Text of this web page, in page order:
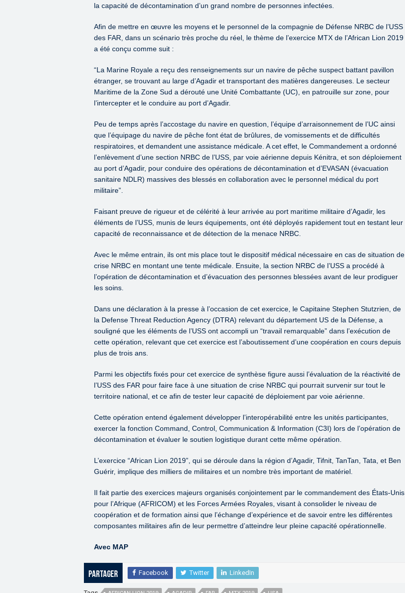
la capacité de décontamination d’un grand nombre de personnes infectées.
Afin de mettre en œuvre les moyens et le personnel de la compagnie de Défense NRBC de l’USS
des FAR, dans un scénario très proche du réel, le thème de l’exercice MTX de l’African Lion 2019
a été conçu comme suit :
“La Marine Royale a reçu des renseignements sur un navire de pêche suspect battant pavillon
étranger, se trouvant au large d’Agadir et transportant des matières dangereuses. Le secteur
Maritime de la Zone Sud a dérouté une Unité Combattante (UC), en patrouille sur zone, pour
l’intercepter et le conduire au port d’Agadir.
Peu de temps après l’accostage du navire en question, l’équipe d’arraisonnement de l’UC ainsi
que l’équipage du navire de pêche font état de brûlures, de vomissements et de difficultés
respiratoires, et demandent une assistance médicale. A cet effet, le Commandement a ordonné
l’enlèvement d’une section NRBC de l’USS, par voie aérienne depuis Kénitra, et son déploiement
au port d’Agadir, pour conduire des opérations de décontamination et d’EVASAN (évacuation
sanitaire NDLR) massives des blessés en collaboration avec le personnel médical du port
militaire”.
Faisant preuve de rigueur et de célérité à leur arrivée au port maritime militaire d’Agadir, les
éléments de l’USS, munis de leurs équipements, ont été déployés rapidement tout en testant leur
capacité de reconnaissance et de détection de la menace NRBC.
Avec le même entrain, ils ont mis place tout le dispositif médical nécessaire en cas de situation de
crise NRBC en montant une tente médicale. Ensuite, la section NRBC de l’USS a procédé à
l’opération de décontamination et d’évacuation des personnes blessées avant de leur prodiguer
les soins.
Dans une déclaration à la presse à l’occasion de cet exercice, le Capitaine Stephen Stutzrien, de
la Defense Threat Reduction Agency (DTRA) relevant du département US de la Défense, a
souligné que les éléments de l’USS ont accompli un “travail remarquable” dans l’exécution de
cette opération, relevant que cet exercice est l’aboutissement d’une coopération en cours depuis
plus de trois ans.
Parmi les objectifs fixés pour cet exercice de synthèse figure aussi l’évaluation de la réactivité de
l’USS des FAR pour faire face à une situation de crise NRBC qui pourrait survenir sur tout le
territoire national, et ce afin de tester leur capacité de déploiement par voie aérienne.
Cette opération entend également développer l’interopérabilité entre les unités participantes,
exercer la fonction Command, Control, Communication & Information (C3I) lors de l’opération de
décontamination et évaluer le soutien logistique durant cette même opération.
L’exercice “African Lion 2019”, qui se déroule dans la région d’Agadir, Tifnit, TanTan, Tata, et Ben
Guérir, implique des milliers de militaires et un nombre très important de matériel.
Il fait partie des exercices majeurs organisés conjointement par le commandement des États-Unis
pour l’Afrique (AFRICOM) et les Forces Armées Royales, visant à consolider le niveau de
coopération et de formation ainsi que l’échange d’expérience et de savoir entre les différentes
composantes militaires afin de leur permettre d’atteindre leur pleine capacité opérationnelle.
Avec MAP
Partager Facebook Twitter LinkedIn